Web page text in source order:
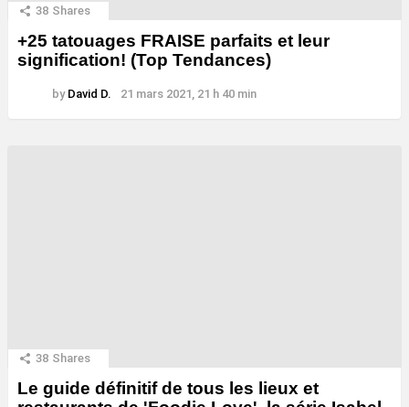
38 Shares
+25 tatouages ​​FRAISE parfaits et leur
signification! (Top Tendances)
by David D. 21 mars 2021, 21 h 40 min
38 Shares
Le guide définitif de tous les lieux et